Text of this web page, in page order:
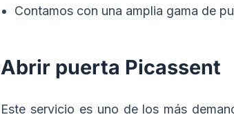
Contamos con una amplia gama de
Abrir puerta Picassent
Este servicio es uno de los más